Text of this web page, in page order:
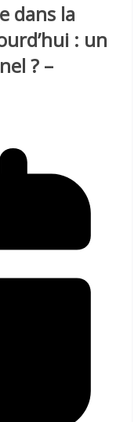
dans la
: un
? –